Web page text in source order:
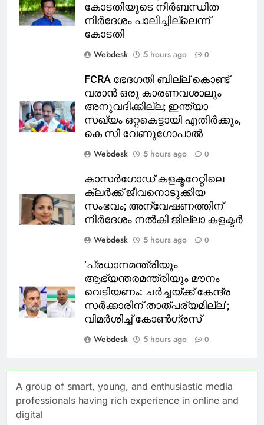
കോടതിയുടെ നിർബന്ധിത
നിർദേശം പാലിച്ചില്ലെന്ന്
കോടതി
Webdesk
5 hours ago 0
FCRA ഭേദഗതി ബില്ല് കൊണ്ട്
വരാൻ ഒരു കാരണവശാലും
അനുവദിക്കില്ല; ഇന്ത്യാ
സഖ്യം ഒറ്റകെട്ടായി എതിർക്കും,
കെ സി വേണുഗോപാൽ
Webdesk
5 hours ago 0
കാസർഗോഡ് കളക്ടറേറ്റിലെ
ക്ലർക്ക് ജീവനൊടുക്കിയ
സംഭവം; അന്വേഷണത്തിന്
നിർദേശം നൽകി ജില്ലാ കളക്ടർ
Webdesk
5 hours ago 0
‘പ്രധാനമന്ത്രിയും
ആഭ്യന്തരമന്ത്രിയും മൗനം
വെടിയണം: ചർച്ചയ്ക്ക് കേന്ദ്ര
സർക്കാരിന് താത്പര്യമില്ല’;
വിമർശിച്ച് കോൺഗ്രസ്
Webdesk
5 hours ago 0
A group of smart, young, and enthusiastic media
professionals having rich experience in online and
digital